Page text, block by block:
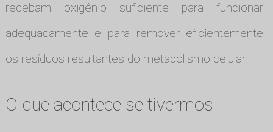
recebam oxigênio suficiente para funcionar
adequadamente e para remover eficientemente
os resíduos resultantes do metabolismo celular.
O que acontece se tivermos